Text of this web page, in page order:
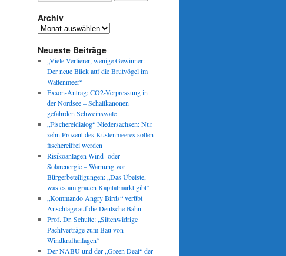
Archiv
Archiv
Neueste Beiträge
„Viele Verlierer, wenige Gewinner:
Der neue Blick auf die Brutvögel im
Wattenmeer“
Exxon-Antrag: CO2-Verpressung in
der Nordsee – Schallkanonen
gefährden Schweinswale
„Fischereidialog“ Niedersachsen: Nur
zehn Prozent des Küstenmeeres sollen
fischereifrei werden
Risikoanlagen Wind- oder
Solarenergie – Warnung vor
Bürgerbeteiligungen: „Das Übelste,
was es am grauen Kapitalmarkt gibt“
„Kommando Angry Birds“ verübt
Anschläge auf die Deutsche Bahn
Prof. Dr. Schulte: „Sittenwidrige
Pachtverträge zum Bau von
Windkraftanlagen“
Der NABU und der „Green Deal“ der